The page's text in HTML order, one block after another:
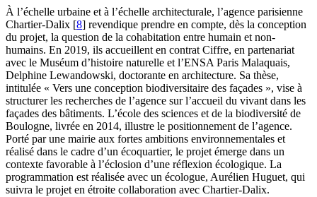
À l’échelle urbaine et à l’échelle architecturale, l’agence parisienne
Chartier-Dalix [8] revendique prendre en compte, dès la conception
du projet, la question de la cohabitation entre humain et non-
humains. En 2019, ils accueillent en contrat Ciffre, en partenariat
avec le Muséum d’histoire naturelle et l’ENSA Paris Malaquais,
Delphine Lewandowski, doctorante en architecture. Sa thèse,
intitulée « Vers une conception biodiversitaire des façades », vise à
structurer les recherches de l’agence sur l’accueil du vivant dans les
façades des bâtiments. L’école des sciences et de la biodiversité de
Boulogne, livrée en 2014, illustre le positionnement de l’agence.
Porté par une mairie aux fortes ambitions environnementales et
réalisé dans le cadre d’un écoquartier, le projet émerge dans un
contexte favorable à l’éclosion d’une réflexion écologique. La
programmation est réalisée avec un écologue, Aurélien Huguet, qui
suivra le projet en étroite collaboration avec Chartier-Dalix.